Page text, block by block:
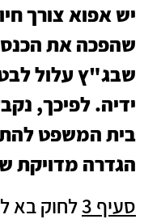
יש אפוא צורך
שהפכה את
שבג"ץ עלול
בית המשפט
הגדרה מדויקת
סעיף 3
לחוק בא